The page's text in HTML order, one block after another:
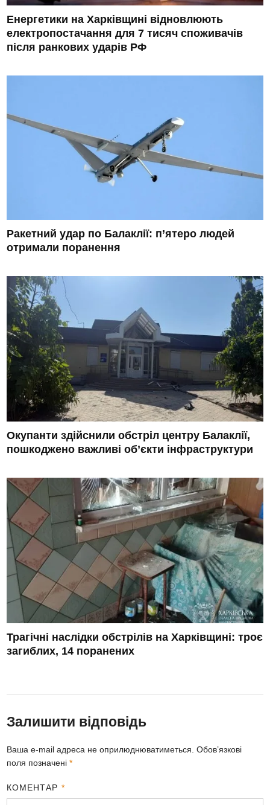
Енергетики на Харківщині відновлюють
електропостачання для 7 тисяч споживачів
після ранкових ударів РФ
Ракетний удар по Балаклії: п’ятеро людей
отримали поранення
Окупанти здійснили обстріл центру Балаклії,
пошкоджено важливі об’єкти інфраструктури
Трагічні наслідки обстрілів на Харківщині: троє
загиблих, 14 поранених
Залишити відповідь
Ваша e-mail адреса не оприлюднюватиметься. Обов’язкові
поля позначені*
КОМЕНТАР *